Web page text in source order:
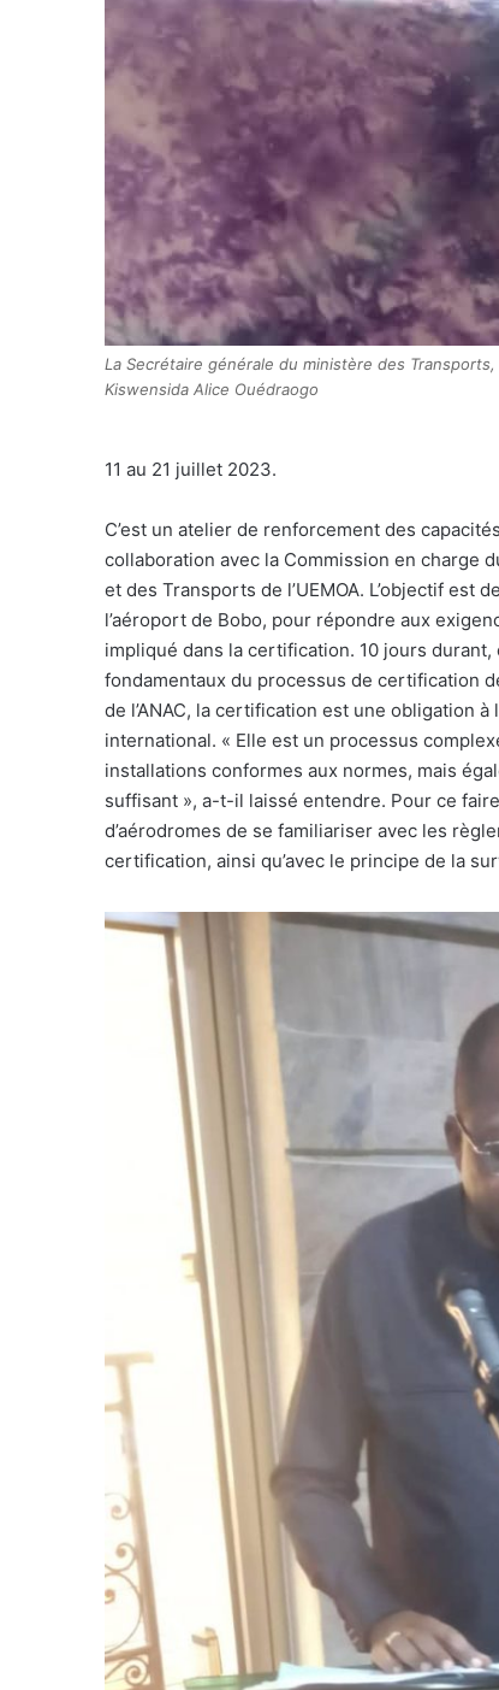
La Secrétaire générale du ministère des
Kiswensida Alice Ouédraogo
11 au 21 juillet 2023.
C’est un atelier de renforcement des
collaboration avec la Commission en charge
et des Transports de l’UEMOA. L’objectif est
l’aéroport de Bobo, pour répondre aux
impliqué dans la certification. 10 jours
fondamentaux du processus de certification
de l’ANAC, la certification est une obligation
international. « Elle est un processus
installations conformes aux normes, mais
suffisant », a-t-il laissé entendre. Pour ce
d’aérodromes de se familiariser avec les
certification, ainsi qu’avec le principe de la